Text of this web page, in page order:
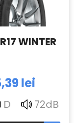
WINTER
lei
D 72dB